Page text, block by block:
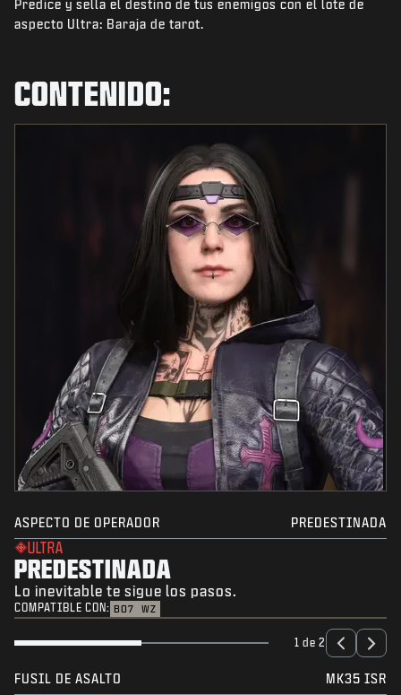
NOTICIAS
REGISTRARSE
Predice y sella el destino de tus enemigos con el lote de
aspecto Ultra: Baraja de tarot.
CONTENIDO:
ASPECTO DE OPERADOR PREDESTINADA
ULTRA
PREDESTINADA
Lo inevitable te sigue los pasos.
COMPATIBLE CON: BO7 WZ
1 de 2
FUSIL DE ASALTO MK35 ISR